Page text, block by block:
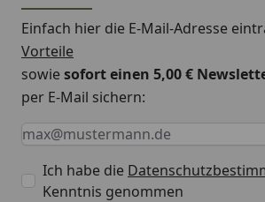
Einfach hier die E-Mail-Adresse
Vorteile
sowiesofort einen 5,00 €
per E-Mail sichern:
Keine Eingabe erforderlich
Eingabe erforderlich
E-Mail *
Ich habe die
Kenntnis genommen